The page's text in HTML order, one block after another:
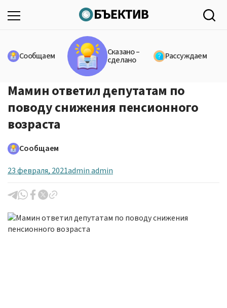
Сообщаем Сказано –
сделано Рассуждаем
Мамин ответил депутатам по
поводу снижения пенсионного
возраста
Сообщаем
23 февраля, 2021admin admin